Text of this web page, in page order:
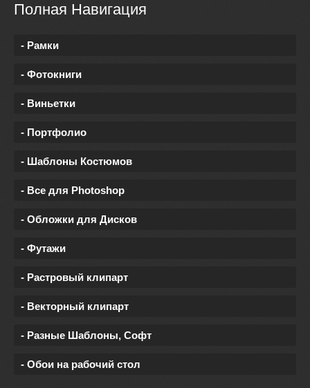
Полная Навигация
- Рамки
- Фотокниги
- Виньетки
- Портфолио
- Шаблоны Костюмов
- Все для Photoshop
- Обложки для Дисков
- Футажи
- Растровый клипарт
- Векторный клипарт
- Разные Шаблоны, Софт
- Обои на рабочий стол